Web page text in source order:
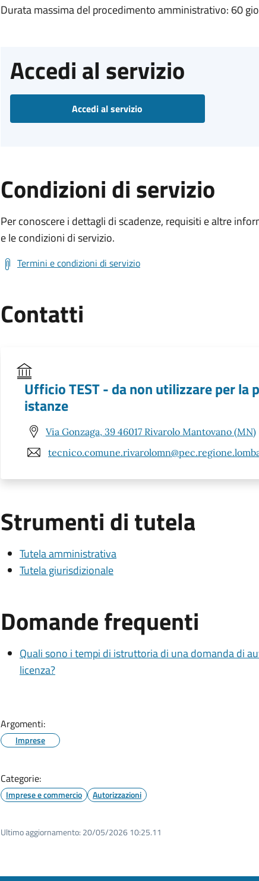
Durata massima del procedimento amministrativo: 60
Accedi al servizio
Accedi al servizio
Condizioni di servizio
Per conoscere i dettagli di scadenze, requisiti e altre
e le condizioni di servizio.
Termini e condizioni di servizio
Contatti
Ufficio TEST - da non utilizzare per la
istanze
Via Gonzaga, 39 46017 Rivarolo Mantovano (MN)
Strumenti di tutela
Tutela amministrativa
Tutela giurisdizionale
Domande frequenti
Quali sono i tempi di istruttoria di una domanda di
licenza?
Argomenti:
Imprese
Categorie:
Imprese e commercio Autorizzazioni
Ultimo aggiornamento: 20/05/2026 10:25.11